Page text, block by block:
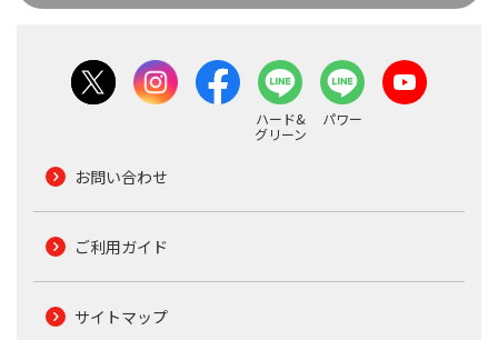
ハード&
グリーン
パワー
お問い合わせ
ご利用ガイド
サイトマップ